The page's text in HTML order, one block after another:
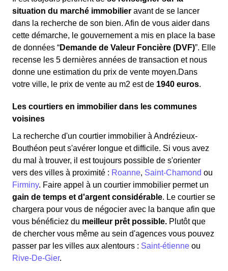
situation du marché immobilier avant de se lancer
dans la recherche de son bien. Afin de vous aider dans
cette démarche, le gouvernement a mis en place la base
de données “Demande de Valeur Foncière (DVF)”. Elle
recense les 5 dernières années de transaction et nous
donne une estimation du prix de vente moyen.Dans
votre ville, le prix de vente au m2 est de 1940 euros.
Les courtiers en immobilier dans les communes
voisines
La recherche d'un courtier immobilier à Andrézieux-
Bouthéon peut s'avérer longue et difficile. Si vous avez
du mal à trouver, il est toujours possible de s'orienter
vers des villes à proximité : Roanne, Saint-Chamond ou
Firminy. Faire appel à un courtier immobilier permet un
gain de temps et d'argent considérable. Le courtier se
chargera pour vous de négocier avec la banque afin que
vous bénéficiez du meilleur prêt possible. Plutôt que
de chercher vous même au sein d'agences vous pouvez
passer par les villes aux alentours : Saint-étienne ou
Rive-De-Gier.